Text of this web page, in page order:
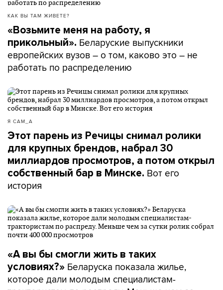
КАК ВЫ ТАМ ЖИВЕТЕ?
«Возьмите меня на работу, я
прикольный». Беларуские выпускники
европейских вузов – о том, каково это – не
работать по распределению
Я САМ_А
Этот парень из Речицы снимал ролики
для крупных брендов, набрал 30
миллиардов просмотров, а потом открыл
собственный бар в Минске. Вот его
история
«А вы бы смогли жить в таких
условиях?» Беларуска показала жилье,
которое дали молодым специалистам-